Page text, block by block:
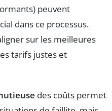
peuvent
dans ce processus.
sur les meilleures
tarifs justes et
des coûts permet